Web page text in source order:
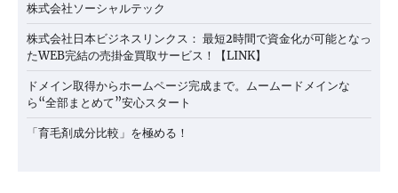
株式会社ソーシャルテック
株式会社日本ビジネスリンクス： 最短2時間で資金化が可能となっ
たWEB完結の売掛金買取サービス！【LINK】
ドメイン取得からホームページ完成まで。ムームードメインな
ら“全部まとめて”安心スタート
「育毛剤成分比較」を極める！